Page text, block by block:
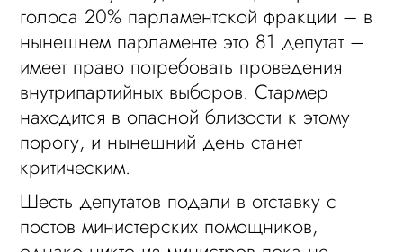
голоса 20% парламентской фракции – в
нынешнем парламенте это 81 депутат –
имеет право потребовать проведения
внутрипартийных выборов. Стармер
находится в опасной близости к этому
порогу, и нынешний день станет
критическим.
Шесть депутатов подали в отставку с
постов министерских помощников,